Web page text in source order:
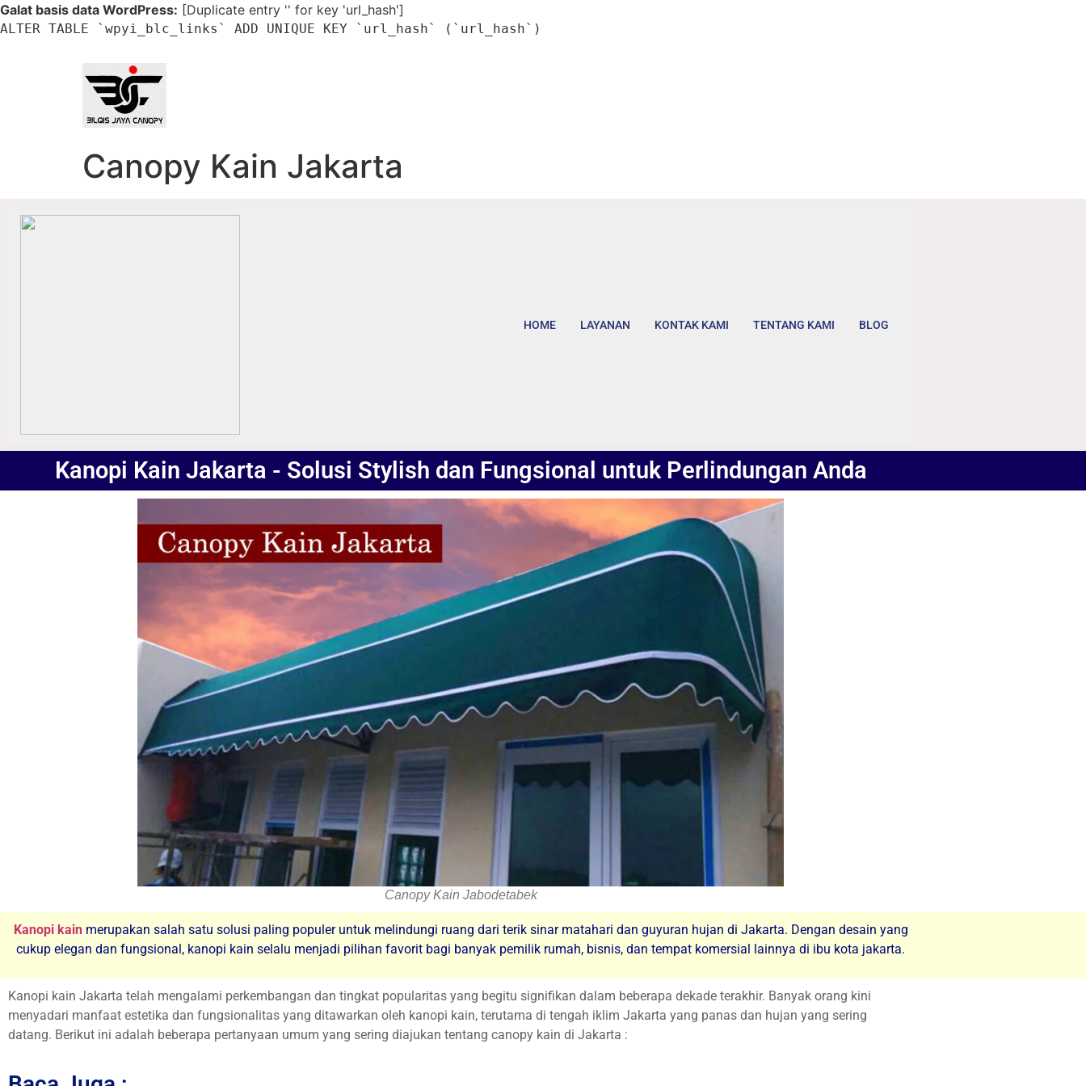
Galat basis data WordPress: [Duplicate entry '' for key 'url_hash']
ALTER TABLE `wpyi_blc_links` ADD UNIQUE KEY `url_hash` (`url_hash`)
Canopy Kain Jakarta
HOME LAYANAN KONTAK KAMI TENTANG KAMI BLOG
Kanopi Kain Jakarta - Solusi Stylish dan Fungsional untuk Perlindungan Anda
Canopy Kain Jabodetabek
Kanopi kainmerupakan salah satu solusi paling populer untuk melindungi ruang dari terik sinar matahari dan guyuran hujan di Jakarta. Dengan desain yang
cukup elegan dan fungsional, kanopi kain selalu menjadi pilihan favorit bagi banyak pemilik rumah, bisnis, dan tempat komersial lainnya di ibu kota jakarta.
Kanopi kain Jakarta telah mengalami perkembangan dan tingkat popularitas yang begitu signifikan dalam beberapa dekade terakhir. Banyak orang kini
menyadari manfaat estetika dan fungsionalitas yang ditawarkan oleh kanopi kain, terutama di tengah iklim Jakarta yang panas dan hujan yang sering
datang. Berikut ini adalah beberapa pertanyaan umum yang sering diajukan tentang canopy kain di Jakarta :